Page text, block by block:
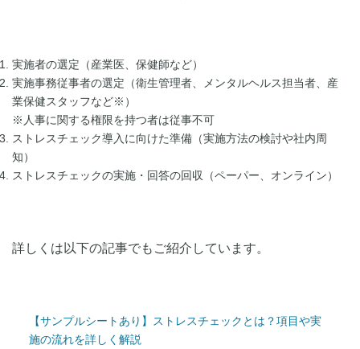
実施者の選定（産業医、保健師など）
実施事務従事者の選定（衛生管理者、メンタルヘルス担当者、産
業保健スタッフなど※）
※人事に関する権限を持つ者は従事不可
ストレスチェック導入に向けた準備（実施方法の検討や社内周
知）
ストレスチェックの実施・回答の回収（ペーパー、オンライン）
詳しくは以下の記事でもご紹介しています。
【サンプルシートあり】ストレスチェックとは？項目や実
施の流れを詳しく解説